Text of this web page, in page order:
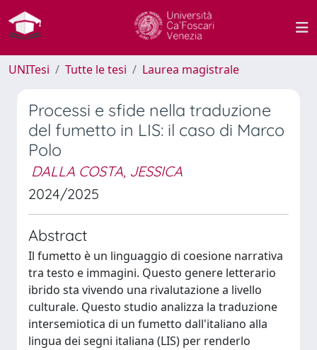
UNITesi Tutte le tesi Laurea magistrale
Processi e sfide nella traduzione
del fumetto in LIS: il caso di Marco
Polo
DALLA COSTA, JESSICA
2024/2025
Abstract
Il fumetto è un linguaggio di coesione narrativa
tra testo e immagini. Questo genere letterario
ibrido sta vivendo una rivalutazione a livello
culturale. Questo studio analizza la traduzione
intersemiotica di un fumetto dall'italiano alla
lingua dei segni italiana (LIS) per renderlo